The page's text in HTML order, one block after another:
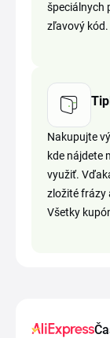
špeciálnych
zľavový kód.
Nakupujte
kde nájdete
využiť.
zložité frázy
Všetky